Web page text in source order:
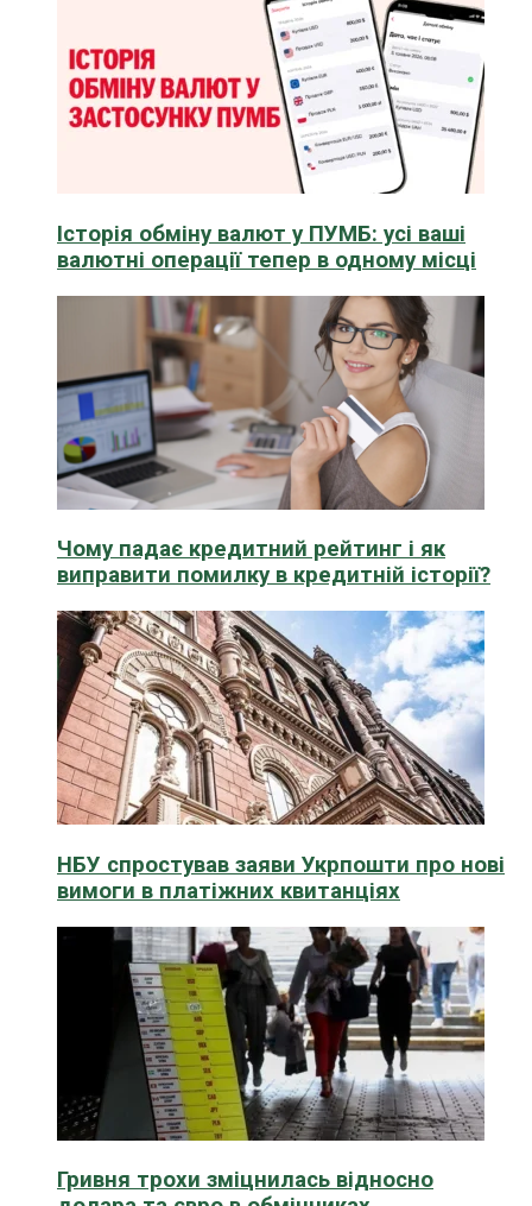
Історія обміну валют у ПУМБ: усі ваші
валютні операції тепер в одному місці
Чому падає кредитний рейтинг і як
виправити помилку в кредитній історії?
НБУ спростував заяви Укрпошти про нові
вимоги в платіжних квитанціях
Гривня трохи зміцнилась відносно